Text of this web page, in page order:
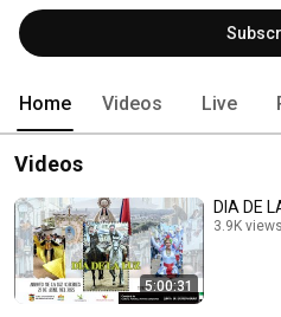
Home Videos Live
Videos
5:00:31
DIA DE
3.9K views